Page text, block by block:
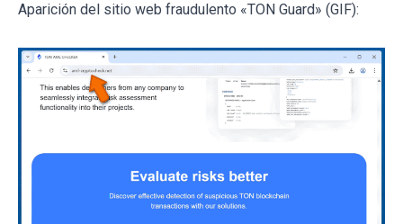
Aparición del sitio web fraudulento «TON Guard» (GIF):